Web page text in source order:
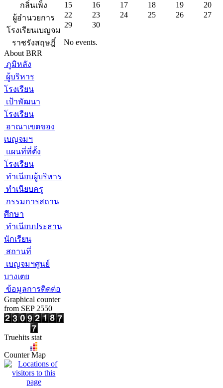
กลิ่นเพ็ง
ผู้อำนวยการ
โรงเรียนเบญจม
ราชรังสฤษฎิ์
About BRR
ภูมิหลัง
ผู้บริหาร
โรงเรียน
เป้าพัฒนา
โรงเรียน
อาณาเขตของ
เบญจมฯ
แผนที่ที่ตั้ง
โรงเรียน
ทำเนียบผู้บริหาร
ทำเนียบครู
กรรมการสถาน
ศึกษา
ทำเนียบประธาน
นักเรียน
สถานที่
เบญจมฯศูนย์
บางเตย
ข้อมูลการติดต่อ
Graphical counter
from SEP 2550
Truehits stat
Counter Map
15
16 17 18 19
20
22
23 24 25 26
27
29
30
No events.